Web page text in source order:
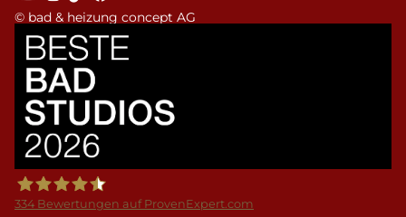
© bad & heizung concept AG
334 Bewertungen auf ProvenExpert.com